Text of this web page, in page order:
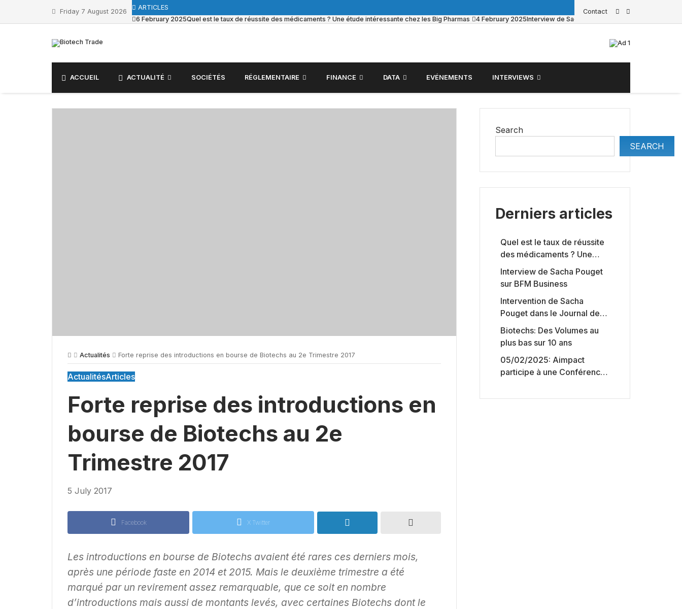
content
Friday 7 August 2026
ARTICLES
6 February 2025Quel est le taux de réussite des médicaments ? Une étude intéressante chez les Big Pharmas 4 February 2025Interview de Sacha Pouget sur BFM Business
Contact
ACCUEIL ACTUALITÉ SOCIÉTÉS RÉGLEMENTAIRE FINANCE DATA EVÉNEMENTS INTERVIEWS
Actualités Forte reprise des introductions en bourse de Biotechs au 2e Trimestre 2017
ActualitésArticles
Forte reprise des introductions en
bourse de Biotechs au 2e
Trimestre 2017
5 July 2017
Facebook X Twitter
Les introductions en bourse de Biotechs avaient été rares ces derniers mois,
après une période faste en 2014 et 2015. Mais le deuxième trimestre a été
marqué par un revirement assez remarquable, que ce soit en nombre
d’introductions mais aussi de montants levés, avec certaines Biotechs dont le
Search
SEARCH
Derniers articles
Quel est le taux de réussite
des médicaments ? Une
étude intéressante chez les
Big Pharmas
Interview de Sacha Pouget
sur BFM Business
Intervention de Sacha
Pouget dans le Journal des
Biotechs de Boursorama
Biotechs: Des Volumes au
plus bas sur 10 ans
05/02/2025: Aimpact
participe à une Conférence
capitaux américains,